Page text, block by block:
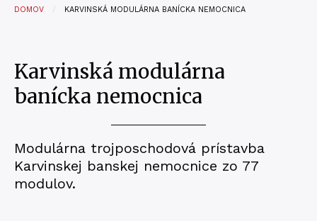
DOMOV KARVINSKÁ MODULÁRNA BANÍCKA NEMOCNICA
Karvinská modulárna
banícka nemocnica
Modulárna trojposchodová prístavba
Karvinskej banskej nemocnice zo 77
modulov.